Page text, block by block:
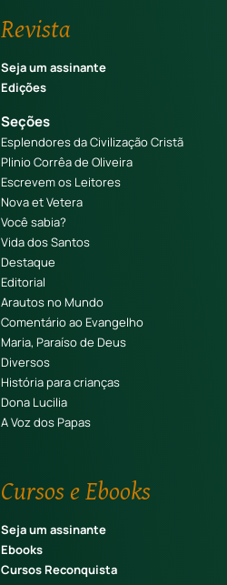
Revista
Seja um assinante
Edições
Seções
Esplendores da Civilização Cristã
Plinio Corrêa de Oliveira
Escrevem os Leitores
Nova et Vetera
Você sabia?
Vida dos Santos
Destaque
Editorial
Arautos no Mundo
Comentário ao Evangelho
Maria, Paraíso de Deus
Diversos
História para crianças
Dona Lucilia
A Voz dos Papas
Cursos e Ebooks
Seja um assinante
Ebooks
Cursos Reconquista